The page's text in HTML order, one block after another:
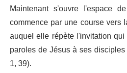
Maintenant s'ouvre l'espace
commence par une course vers
auquel elle répète l'invitation
paroles de Jésus à ses
1, 39).